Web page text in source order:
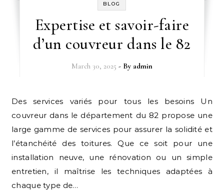
BLOG
Expertise et savoir-faire
d’un couvreur dans le 82
March 30, 2025 - By admin
Des services variés pour tous les besoins Un
couvreur dans le département du 82 propose une
large gamme de services pour assurer la solidité et
l’étanchéité des toitures. Que ce soit pour une
installation neuve, une rénovation ou un simple
entretien, il maîtrise les techniques adaptées à
chaque type de…